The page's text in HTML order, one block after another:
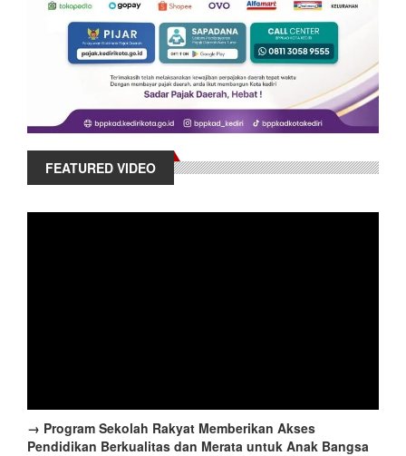
FEATURED VIDEO
→ Program Sekolah Rakyat Memberikan Akses
Pendidikan Berkualitas dan Merata untuk Anak Bangsa